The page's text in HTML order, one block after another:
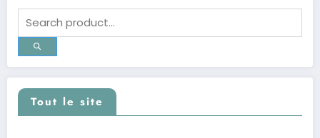
Tout le site